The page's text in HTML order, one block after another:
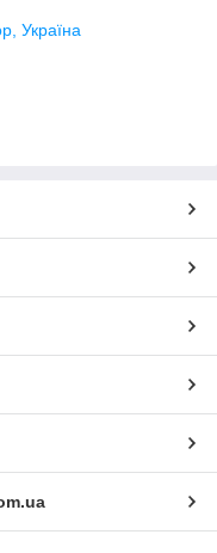
Україна